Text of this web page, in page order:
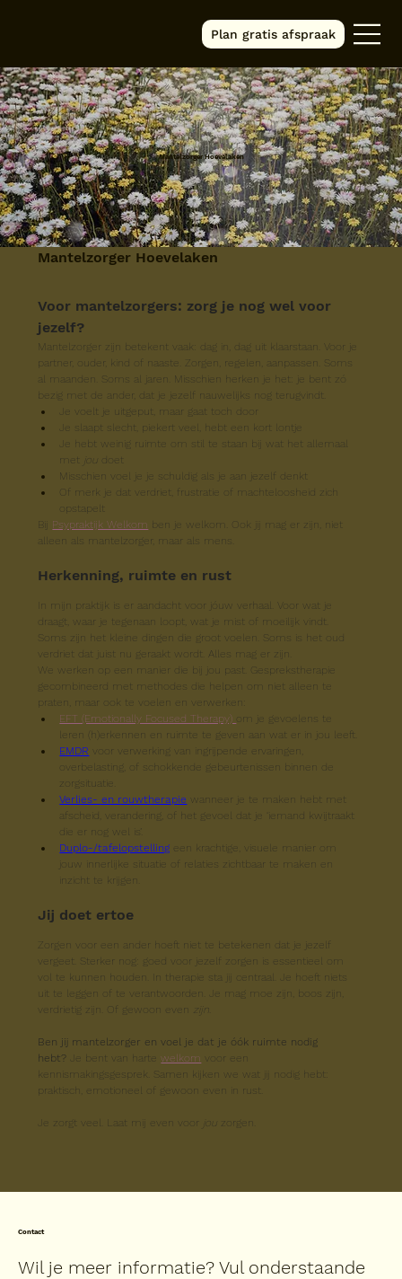
Plan gratis afspraak
Mantelzorger Hoevelaken
Mantelzorger Hoevelaken
Voor mantelzorgers: zorg je nog wel voor
jezelf?
Mantelzorger zijn betekent vaak: dag in, dag uit klaarstaan. Voor je
partner, ouder, kind of naaste. Zorgen, regelen, aanpassen. Soms
al maanden. Soms al jaren. Misschien herken je het: je bent zó
bezig met de ander, dat je jezelf nauwelijks nog terugvindt.
Je voelt je uitgeput, maar gaat toch door
Je slaapt slecht, piekert veel, hebt een kort lontje
Je hebt weinig ruimte om stil te staan bij wat het allemaal
met
doet
Misschien voel je je schuldig als je aan jezelf denkt
Of merk je dat verdriet, frustratie of machteloosheid zich
opstapelt
Bij Psypraktijk Welkom ben je welkom. Ook jij mag er zijn, niet
alleen als mantelzorger, maar als mens.
Herkenning, ruimte en rust
In mijn praktijk is er aandacht voor jóuw verhaal. Voor wat je
draagt, waar je tegenaan loopt, wat je mist of moeilijk vindt.
Soms zijn het kleine dingen die groot voelen. Soms is het oud
verdriet dat juist nu geraakt wordt. Alles mag er zijn.
We werken op een manier die bij jou past. Gesprekstherapie
gecombineerd met methodes die helpen om niet alleen te
praten, maar ook te voelen en verwerken:
EFT (Emotionally Focused Therapy)
om je gevoelens te
leren (h)erkennen en ruimte te geven aan wat er in jou leeft.
EMDR voor verwerking van ingrijpende ervaringen,
overbelasting, of schokkende gebeurtenissen binnen de
zorgsituatie.
Verlies- en rouwtherapie wanneer je te maken hebt met
afscheid, verandering, of het gevoel dat je ‘iemand kwijtraakt
die er nog wel is’.
Duplo-/tafelopstelling een krachtige, visuele manier om
jouw innerlijke situatie of relaties zichtbaar te maken en
inzicht te krijgen.
Jij doet ertoe
Zorgen voor een ander hoeft niet te betekenen dat je jezelf
vergeet. Sterker nog: goed voor jezelf zorgen is essentieel om
vol te kunnen houden. In therapie sta jij centraal. Je hoeft niets
uit te leggen of te verantwoorden. Je mag moe zijn, boos zijn,
verdrietig zijn. Of gewoon even
zijn
Ben jij mantelzorger en voel je dat je óók ruimte nodig
hebt?
Je bent van harte welkom voor een
kennismakingsgesprek. Samen kijken we wat jij nodig hebt:
praktisch, emotioneel of gewoon even in rust.
Je zorgt veel. Laat mij even voor zorgen.
Contact
Wil je meer informatie? Vul onderstaande